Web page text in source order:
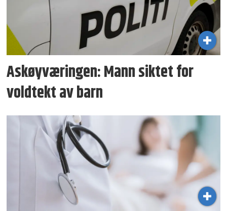
Askøyværingen: Mann siktet for
voldtekt av barn